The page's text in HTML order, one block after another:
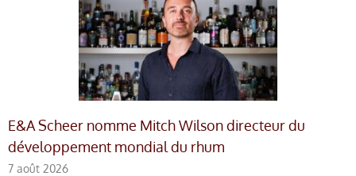
E&A Scheer nomme Mitch Wilson directeur du
développement mondial du rhum
7 août 2026